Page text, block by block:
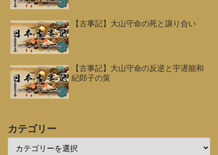
【古事記】大山守命の死と譲り合い
【古事記】大山守命の反逆と宇遅能和
紀郎子の策
カテゴリー